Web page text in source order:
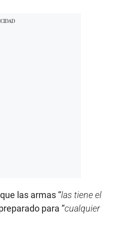
las armas “las tiene el
para “cualquier